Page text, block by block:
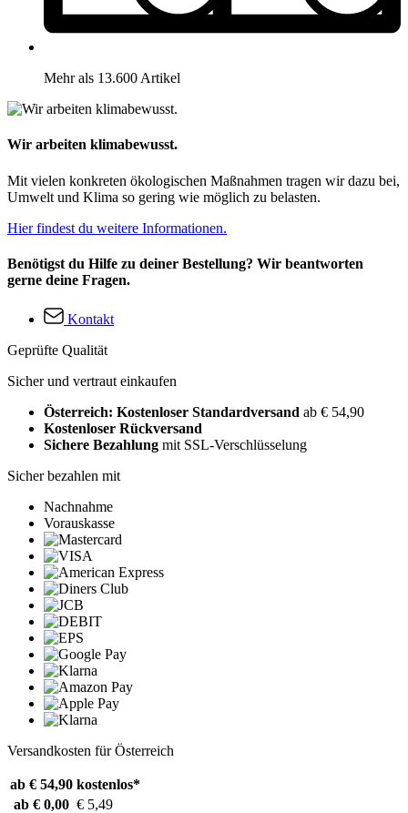
Mehr als 13.600 Artikel
Wir arbeiten klimabewusst.
Mit vielen konkreten ökologischen Maßnahmen tragen wir dazu bei,
Umwelt und Klima so gering wie möglich zu belasten.
Hier findest du weitere Informationen.
Benötigst du Hilfe zu deiner Bestellung? Wir beantworten
gerne deine Fragen.
Kontakt
Geprüfte Qualität
Sicher und vertraut einkaufen
Österreich: Kostenloser Standardversand ab € 54,90
Kostenloser Rückversand
Sichere Bezahlung mit SSL-Verschlüsselung
Sicher bezahlen mit
Nachnahme
Vorauskasse
Versandkosten für Österreich
ab € 54,90 kostenlos*
ab € 0,00 € 5,49